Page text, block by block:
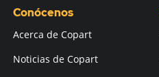
Conócenos
Acerca de Copart
Noticias de Copart